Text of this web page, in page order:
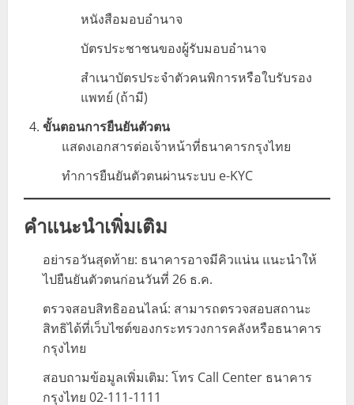
หนังสือมอบอำนาจ
บัตรประชาชนของผู้รับมอบอำนาจ
สำเนาบัตรประจำตัวคนพิการหรือใบรับรอง
แพทย์ (ถ้ามี)
ขั้นตอนการยืนยันตัวตน
แสดงเอกสารต่อเจ้าหน้าที่ธนาคารกรุงไทย
ทำการยืนยันตัวตนผ่านระบบ e-KYC
คำแนะนำเพิ่มเติม
อย่ารอวันสุดท้าย: ธนาคารอาจมีคิวแน่น แนะนำให้
ไปยืนยันตัวตนก่อนวันที่ 26 ธ.ค.
ตรวจสอบสิทธิออนไลน์: สามารถตรวจสอบสถานะ
สิทธิได้ที่เว็บไซต์ของกระทรวงการคลังหรือธนาคาร
กรุงไทย
สอบถามข้อมูลเพิ่มเติม: โทร Call Center ธนาคาร
กรุงไทย 02-111-1111